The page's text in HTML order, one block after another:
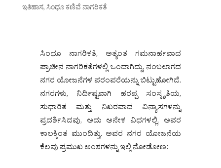
ಇತಿಹಾಸ, ಸಿಂಧೂ ಕಣಿವೆ ನಾಗರಿಕತೆ
ಸಿಂಧೂ ನಾಗರಿಕತೆ, ಅತ್ಯಂತ ಗಮನಾರ್ಹವಾದ
ಪ್ರಾಚೀನ ನಾಗರಿಕತೆಗಳಲ್ಲಿ ಒಂದಾಗಿದ್ದು, ನಂಬಲಾಗದ
ನಗರ ಯೋಜನೆಗಳ ಪರಂಪರೆಯನ್ನು ಬಿಟ್ಟುಹೋಗಿದೆ.
ನಗರಗಳು, ನಿರ್ದಿಷ್ಟವಾಗಿ ಹರಪ್ಪ ಸಂಸ್ಕೃತಿಯ,
ಸುಧಾರಿತ ಮತ್ತು ನಿಖರವಾದ ವಿನ್ಯಾಸಗಳನ್ನು
ಪ್ರದರ್ಶಿಸಿದವು, ಅದು ಅನೇಕ ವಿಧಗಳಲ್ಲಿ, ಅವರ
ಕಾಲಕ್ಕಿಂತ ಮುಂದಿತ್ತು. ಅವರ ನಗರ ಯೋಜನೆಯ
ಕೆಲವು ಪ್ರಮುಖ ಅಂಶಗಳನ್ನು ಇಲ್ಲಿ ನೋಡೋಣ: